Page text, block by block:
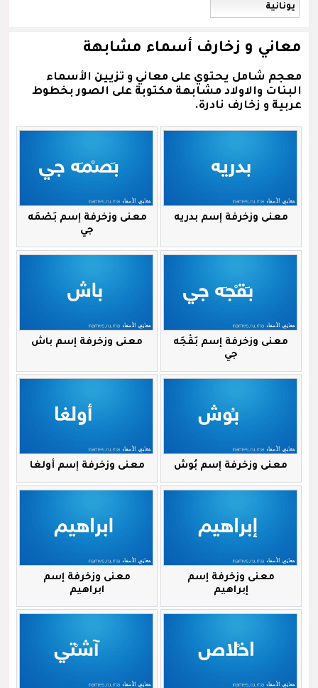
يونانية
معاني و زخارف أسماء مشابهة
معجم شامل يحتوي على معاني و تزيين الأسماء
البنات والاولاد مشابهة مكتوبة على الصور بخطوط
عربية و زخارف نادرة.
معنى وزخرفة إسم بدريه
معنى وزخرفة إسم بَصْمَه
جي
معنى وزخرفة إسم بَقْجَه
جي
معنى وزخرفة إسم باش
معنى وزخرفة إسم بُوش معنى وزخرفة إسم أولغا
معنى وزخرفة إسم
إبراهيم
معنى وزخرفة إسم
ابراهيم